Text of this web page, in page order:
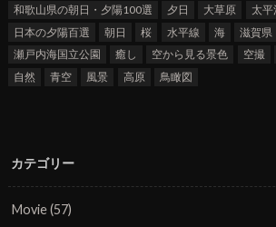
和歌山県の朝日・夕陽100選
夕日 大草原 太平
日本の夕陽百選
朝日 桜 水平線 海 滋賀県
瀬戸内海国立公園
癒し 空から見る景色 空撮
自然
青空 風景 高原 鳥瞰図
カテゴリー
Movie(57)